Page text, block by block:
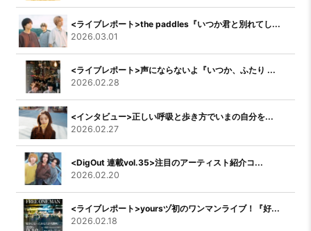
<ライブレポート>the paddles『いつか君と別れてし...
2026.03.01
<ライブレポート>声にならないよ『いつか、ふたり ...
2026.02.28
<インタビュー>正しい呼吸と歩き方でいまの自分を...
2026.02.27
<DigOut 連載vol.35>注目のアーティスト紹介コ...
2026.02.20
<ライブレポート>yoursヅ初のワンマンライブ！『好...
2026.02.18